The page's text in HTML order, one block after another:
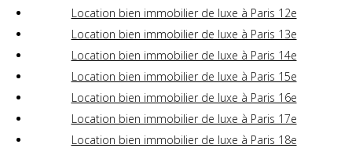
Location bien immobilier de luxe à Paris 12e
Location bien immobilier de luxe à Paris 13e
Location bien immobilier de luxe à Paris 14e
Location bien immobilier de luxe à Paris 15e
Location bien immobilier de luxe à Paris 16e
Location bien immobilier de luxe à Paris 17e
Location bien immobilier de luxe à Paris 18e